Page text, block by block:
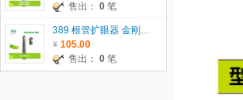
售出： 0 笔
389 根管扩眼器 金刚砂车针 瑞士JOTA原装进口 5支/板 单位：板
105.00
售出： 0 笔